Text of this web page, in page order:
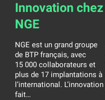
Innovation chez
NGE
NGE est un grand groupe
de BTP français, avec
15 000 collaborateurs et
plus de 17 implantations à
l’international. L’innovation
fait…